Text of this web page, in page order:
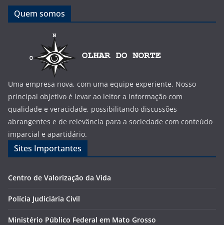
Quem somos
Uma empresa nova, com uma equipe experiente. Nosso
principal objetivo é levar ao leitor a informação com
qualidade e veracidade, possibilitando discussões
abrangentes e de relevância para a sociedade com conteúdo
imparcial e apartidário.
Sites Importantes
Centro de Valorização da Vida
Polícia Judiciária Civil
Ministério Público Federal em Mato Grosso